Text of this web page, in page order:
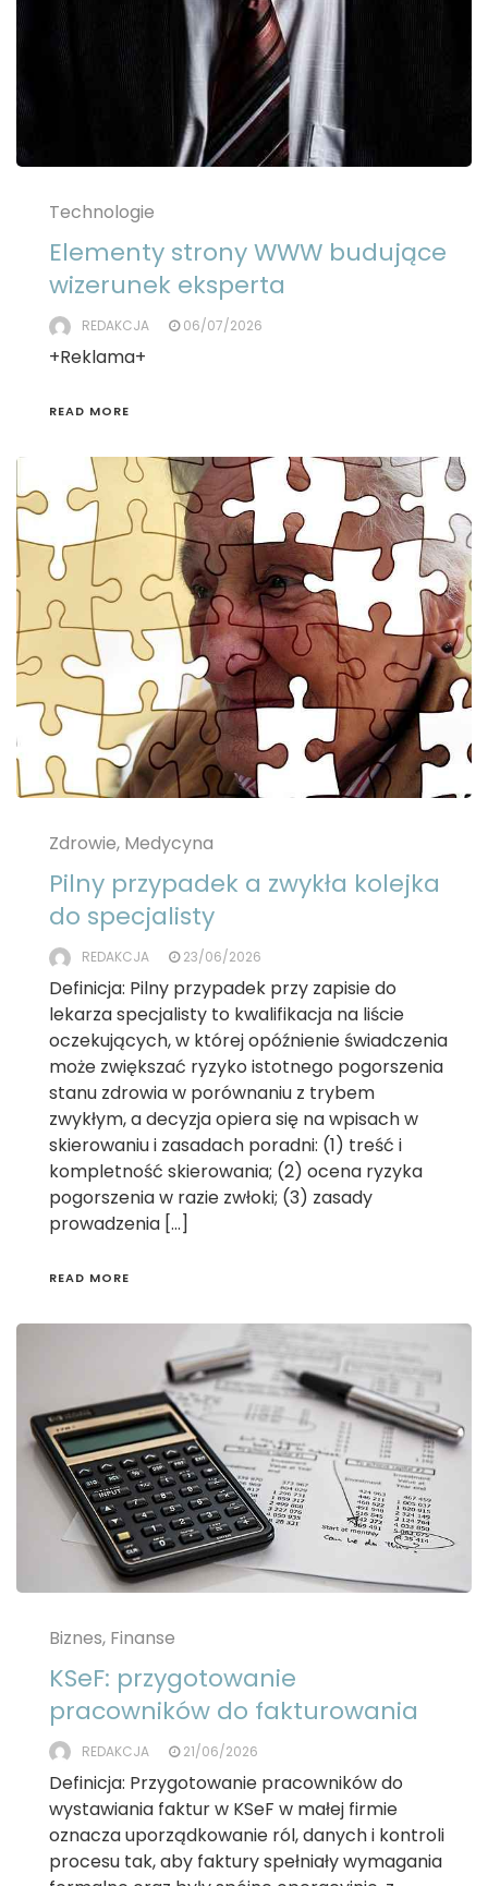
Technologie
Elementy strony WWW budujące
wizerunek eksperta
REDAKCJA 06/07/2026
+Reklama+
READ MORE
Zdrowie, Medycyna
Pilny przypadek a zwykła kolejka
do specjalisty
REDAKCJA 23/06/2026
Definicja: Pilny przypadek przy zapisie do
lekarza specjalisty to kwalifikacja na liście
oczekujących, w której opóźnienie świadczenia
może zwiększać ryzyko istotnego pogorszenia
stanu zdrowia w porównaniu z trybem
zwykłym, a decyzja opiera się na wpisach w
skierowaniu i zasadach poradni: (1) treść i
kompletność skierowania; (2) ocena ryzyka
pogorszenia w razie zwłoki; (3) zasady
prowadzenia […]
READ MORE
Biznes, Finanse
KSeF: przygotowanie
pracowników do fakturowania
REDAKCJA 21/06/2026
Definicja: Przygotowanie pracowników do
wystawiania faktur w KSeF w małej firmie
oznacza uporządkowanie ról, danych i kontroli
procesu tak, aby faktury spełniały wymagania